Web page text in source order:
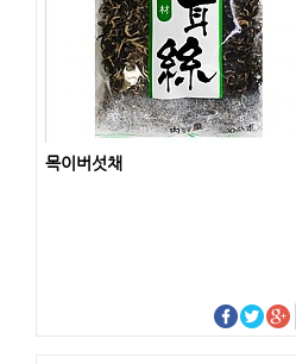
목이버섯채